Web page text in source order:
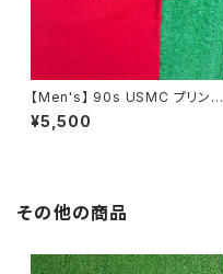
【Men's】 90s USMC プリント
Tシャツ / アメリカ製 USA製 9
0年代 ティーシャツ T-Shirt 古
¥5,500
その他の商品